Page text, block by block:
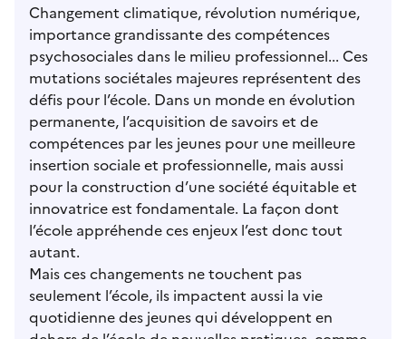
Changement climatique, révolution numérique,
importance grandissante des compétences
psychosociales dans le milieu professionnel... Ces
mutations sociétales majeures représentent des
défis pour l’école. Dans un monde en évolution
permanente, l’acquisition de savoirs et de
compétences par les jeunes pour une meilleure
insertion sociale et professionnelle, mais aussi
pour la construction d’une société équitable et
innovatrice est fondamentale. La façon dont
l’école appréhende ces enjeux l’est donc tout
autant.
Mais ces changements ne touchent pas
seulement l’école, ils impactent aussi la vie
quotidienne des jeunes qui développent en